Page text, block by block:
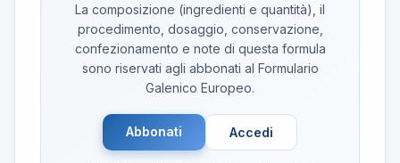
La composizione (ingredienti e quantità), il
procedimento, dosaggio, conservazione,
confezionamento e note di questa formula
sono riservati agli abbonati al Formulario
Galenico Europeo.
Abbonati Accedi